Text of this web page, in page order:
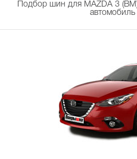
Подбор шин для MAZDA 3
автомобиль